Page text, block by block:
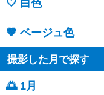
🤍 白色
🤎 ベージュ色
撮影した月で探す
🌅 1月